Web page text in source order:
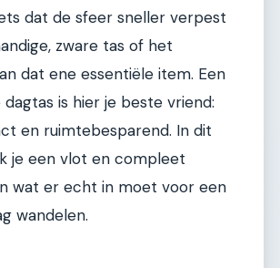
dat de sfeer sneller verpest
zware tas of het
dat ene essentiële item. Een
is hier je beste vriend:
en ruimtebesparend. In dit
je een vlot en compleet
wat er echt in moet voor een
wandelen.